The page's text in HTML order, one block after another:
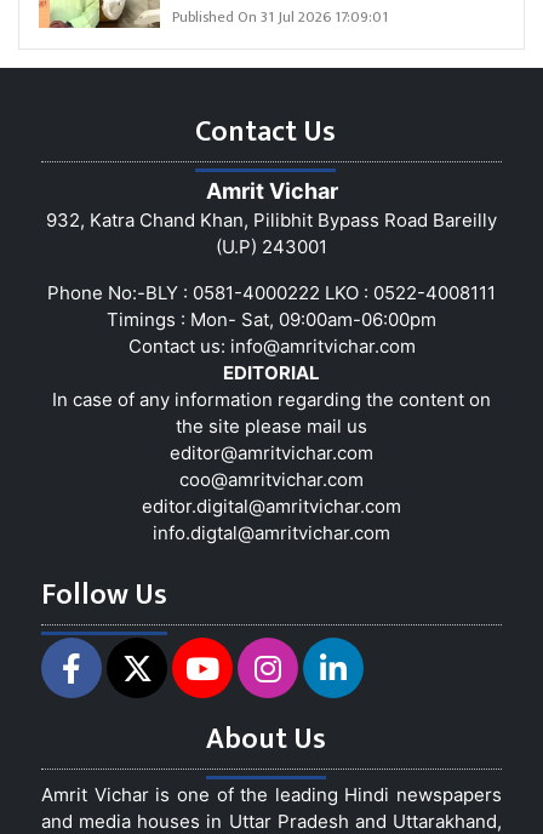
Published On 31 Jul 2026 17:09:01
Contact Us
Amrit Vichar
932, Katra Chand Khan, Pilibhit Bypass Road Bareilly
(U.P) 243001
Phone No:-BLY : 0581-4000222 LKO : 0522-4008111
Timings : Mon- Sat, 09:00am-06:00pm
Contact us: info@amritvichar.com
EDITORIAL
In case of any information regarding the content on
the site please mail us
editor@amritvichar.com
coo@amritvichar.com
editor.digital@amritvichar.com
info.digtal@amritvichar.com
Follow Us
About Us
Amrit Vichar is one of the leading Hindi newspapers
and media houses in Uttar Pradesh and Uttarakhand,